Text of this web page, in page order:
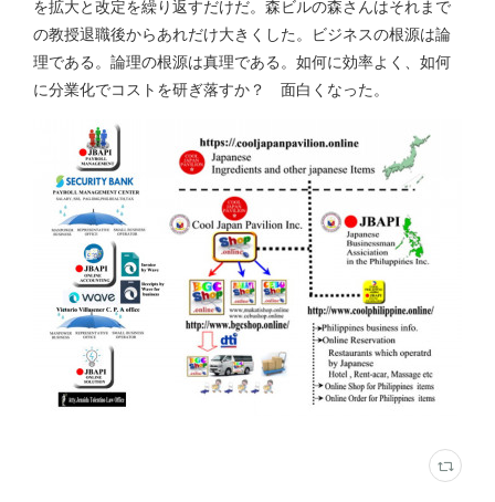
を拡大と改定を繰り返すだけだ。森ビルの森さんはそれまで
の教授退職後からあれだけ大きくした。ビジネスの根源は論
理である。論理の根源は真理である。如何に効率よく、如何
に分業化でコストを研ぎ落すか？ 面白くなった。